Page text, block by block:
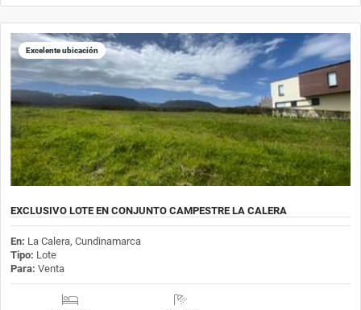
Excelente ubicación
EXCLUSIVO LOTE EN CONJUNTO CAMPESTRE LA CALERA
En: La Calera, Cundinamarca
Tipo: Lote
Para: Venta